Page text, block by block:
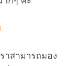
าสามารถมอง